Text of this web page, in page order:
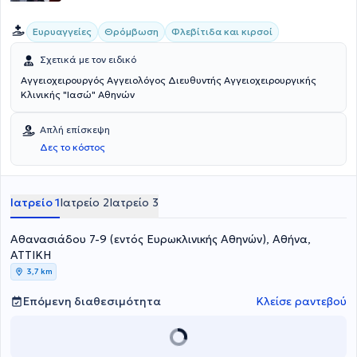
Ευρυαγγείες Θρόμβωση Φλεβίτιδα και κιρσοί
Σχετικά με τον ειδικό
Αγγειοχειρουργός Αγγειολόγος Διευθυντής Αγγειοχειρουργικής
Κλινικής "Ιασώ" Αθηνών
Απλή επίσκεψη
Δες το κόστος
Ιατρείο 1Ιατρείο 2Ιατρείο 3
Αθανασιάδου 7-9 (εντός Ευρωκλινικής Αθηνών), Αθήνα,
ΑΤΤΙΚΗ
3,7 km
Επόμενη διαθεσιμότητα Κλείσε ραντεβού